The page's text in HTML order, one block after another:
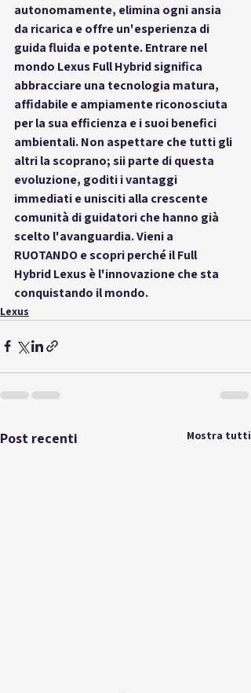
autonomamente, elimina ogni ansia
da ricarica e offre un'esperienza di
guida fluida e potente. Entrare nel
mondo Lexus Full Hybrid significa
abbracciare una tecnologia matura,
affidabile e ampiamente riconosciuta
per la sua efficienza e i suoi benefici
ambientali. Non aspettare che tutti gli
altri la scoprano; sii parte di questa
evoluzione, goditi i vantaggi
immediati e unisciti alla crescente
comunità di guidatori che hanno già
scelto l'avanguardia. Vieni a
RUOTANDO e scopri perché il Full
Hybrid Lexus è l'innovazione che sta
conquistando il mondo.
Lexus
Post recenti Mostra tutti